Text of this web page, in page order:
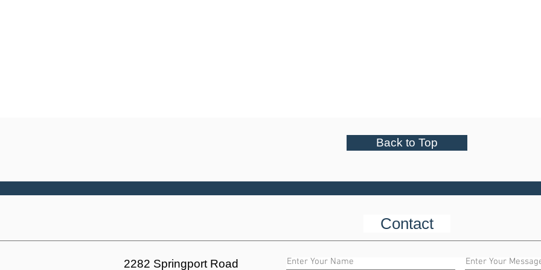
Back to Top
Contact
2282 Springport Road Enter Your Name Enter Your